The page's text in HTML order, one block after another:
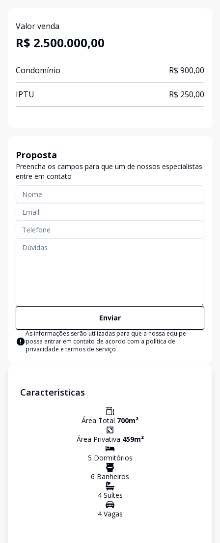
Valor venda
R$ 2.500.000,00
Condomínio R$ 900,00
IPTU R$ 250,00
Proposta
Preencha os campos para que um de nossos especialistas
entre em contato
Enviar
As informações serão utilizadas para que a nossa equipe
possa entrar em contato de acordo com a política de
privacidade e termos de serviço
Características
Área Total 700m²
Área Privativa 459m²
5 Dormitórios
6 Banheiros
4Suítes
4Vagas